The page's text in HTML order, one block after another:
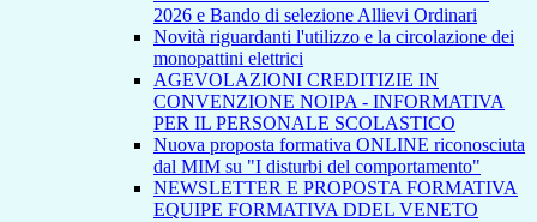
2026 e Bando di selezione Allievi Ordinari
Novità riguardanti l'utilizzo e la circolazione dei
monopattini elettrici
AGEVOLAZIONI CREDITIZIE IN
CONVENZIONE NOIPA - INFORMATIVA
PER IL PERSONALE SCOLASTICO
Nuova proposta formativa ONLINE riconosciuta
dal MIM su "I disturbi del comportamento"
NEWSLETTER E PROPOSTA FORMATIVA
EQUIPE FORMATIVA DDEL VENETO